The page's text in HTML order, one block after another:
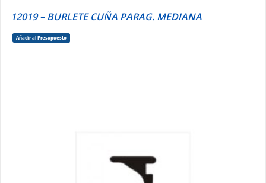
12019 – BURLETE CUÑA PARAG. MEDIANA
Añadir al Presupuesto